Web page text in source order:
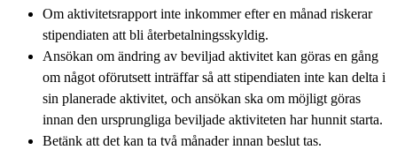
Om aktivitetsrapport inte inkommer efter en månad riskerar
stipendiaten att bli återbetalningsskyldig.
Ansökan om ändring av beviljad aktivitet kan göras en gång
om något oförutsett inträffar så att stipendiaten inte kan delta i
sin planerade aktivitet, och ansökan ska om möjligt göras
innan den ursprungliga beviljade aktiviteten har hunnit starta.
Betänk att det kan ta två månader innan beslut tas.